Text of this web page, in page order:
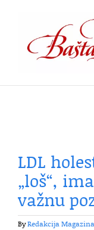
content
LDL
„loš“,
važnu
ByRedakcija Magazina